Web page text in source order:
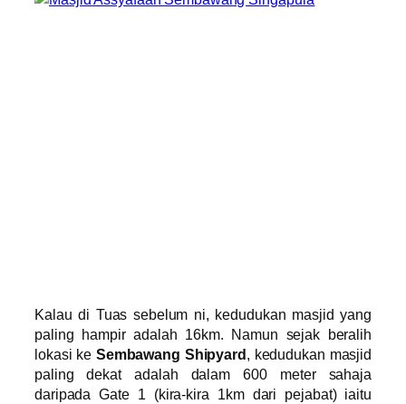
Kalau di Tuas sebelum ni, kedudukan masjid yang
paling hampir adalah 16km. Namun sejak beralih
lokasi ke Sembawang Shipyard , kedudukan masjid
paling dekat adalah dalam 600 meter sahaja
daripada Gate 1 (kira-kira 1km dari pejabat) iaitu